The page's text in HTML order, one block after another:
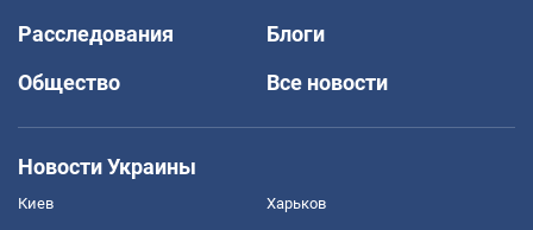
Расследования
Блоги
Общество
Все новости
Новости Украины
Киев Харьков